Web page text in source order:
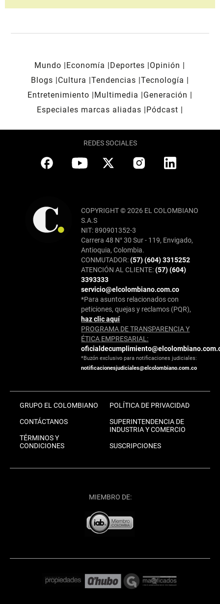
Mundo Economía Deportes
Opinión
Blogs
Cultura Tendencias Tecnología
Entretenimiento
Multimedia
Generación
Especiales marcas aliadas
Pódcast
REDES SOCIALES
COPYRIGHT © 2026 EL COLOMBIANO
S.A.S
NIT: 890901352-3
Carrera 48 N° 30 Sur - 119, Envigado,
Antioquia, Colombia.
CONMUTADOR:(57) (604) 3315252
ATENCIÓN AL CLIENTE:(57) (604)
3393333
servicio@elcolombiano.com.co
*Para asuntos relacionados con
peticiones, quejas y reclamos (PQR),
haz clic aquí
PROGRAMA DE TRANSPARENCIA Y
ÉTICA EMPRESARIAL:
*Buzón exclusivo para notificaciones judiciales:
notificacionesjudiciales@elcolombiano.com.co
GRUPO EL COLOMBIANO
CONTÁCTANOS
TÉRMINOS Y
CONDICIONES
POLÍTICA DE PRIVACIDAD
SUPERINTENDENCIA DE
INDUSTRIA Y COMERCIO
SUSCRIPCIONES
MIEMBRO DE: